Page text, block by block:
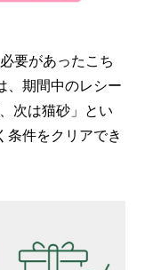
要があったこち
、期間中のレシー
次は猫砂」とい
条件をクリアでき